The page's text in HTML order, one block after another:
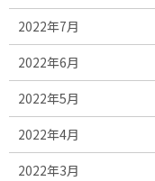
2022年7月
2022年6月
2022年5月
2022年4月
2022年3月